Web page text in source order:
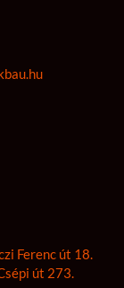
Ferenc út 18.
út 273.